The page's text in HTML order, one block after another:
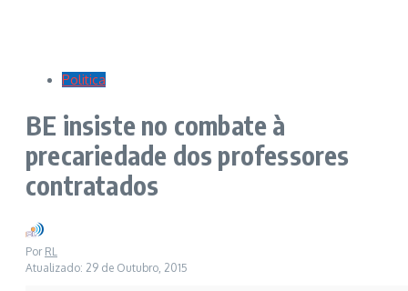
Politica
BE insiste no combate à
precariedade dos professores
contratados
Por RL
Atualizado: 29 de Outubro, 2015